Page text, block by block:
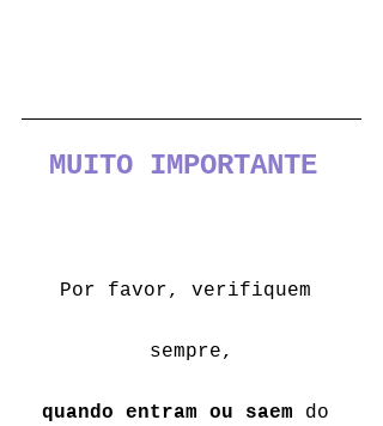
MUITO IMPORTANTE
Por favor, verifiquem
sempre,
quando entram ou saem do